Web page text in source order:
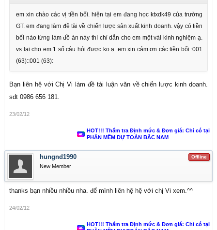
em xin chào các vị tiền bối. hiện tại em đang học ktxdk49 của trường
GT. em đang làm đề tài về chiến lược sản xuất kinh doanh. vậy có tiền
bối nào từng làm đồ án này thì chỉ dẫn cho em một vài kinh nghiệm ạ.
vs lại cho em 1 số câu hỏi được ko ạ. em xin cảm ơn các tiền bối :001
(63)::001 (63):
Bạn liên hệ với Chị Vi làm đề tài luận văn về chiến lược kinh doanh.
sdt 0986 656 181.
23/02/12
HOT!!! Thẩm tra Định mức & Đơn giá: Chỉ có tại
PHẦN MỀM DỰ TOÁN BẮC NAM
Offline
hungnd1990
New Member
thanks bạn nhiều nhiều nha. để mình liên hệ hệ với chị Vi xem.^^
24/02/12
HOT!!! Thẩm tra Định mức & Đơn giá: Chỉ có tại